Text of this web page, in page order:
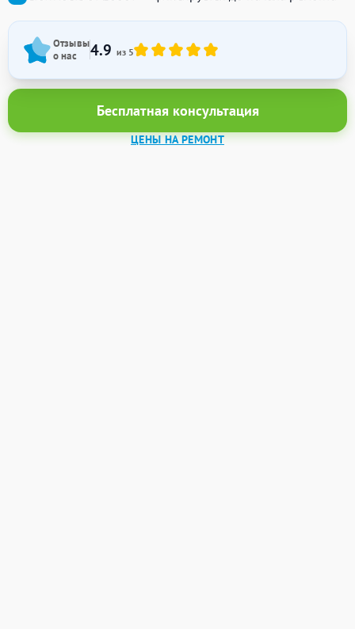
Отзывы
о нас
4.9 из 5
Бесплатная консультация
ЦЕНЫ НА РЕМОНТ